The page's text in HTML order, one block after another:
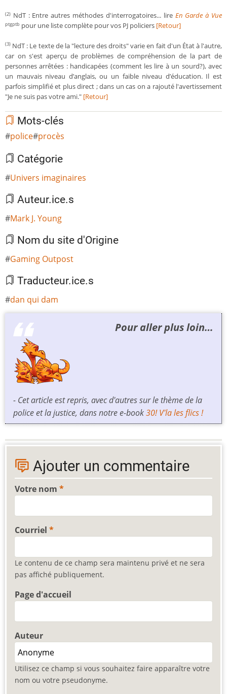
(2) NdT : Entre autres méthodes d'interrogatoires... lire En Garde à Vue
ptgptb pour une liste complète pour vos PJ policiers [Retour]
(3) NdT : Le texte de la "lecture des droits" varie en fait d'un État à l'autre,
car on s'est aperçu de problèmes de compréhension de la part de
personnes arrêtées : handicapées (comment les lire à un sourd?), avec
un mauvais niveau d’anglais, ou un faible niveau d’éducation. Il est
parfois simplifié et plus direct ; dans un cas on a rajouté l'avertissement
"Je ne suis pas votre ami." [Retour]
Mots-clés
police procès
Catégorie
Univers imaginaires
Auteur.ice.s
Mark J. Young
Nom du site d'Origine
Gaming Outpost
Traducteur.ice.s
dan qui dam
Pour aller plus loin…
- Cet article est repris, avec d'autres sur le thème de la
police et la justice, dans notre e-book30! V'la les flics !
Ajouter un commentaire
Votre nom
Courriel
Le contenu de ce champ sera maintenu privé et ne sera
pas affiché publiquement.
Page d'accueil
Auteur
Utilisez ce champ si vous souhaitez faire apparaître votre
nom ou votre pseudonyme.